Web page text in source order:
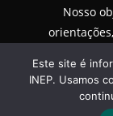
Nosso
Este site é
INEP. Usamos